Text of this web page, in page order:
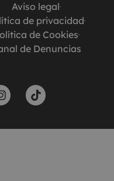
Aviso legal
de privacidad
de Cookies
de Denuncias